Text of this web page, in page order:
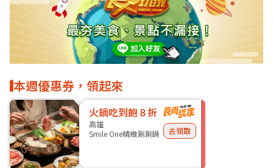
本週優惠券，領起來
火鍋吃到飽８折
高雄
Smile One精緻涮涮鍋
去領取